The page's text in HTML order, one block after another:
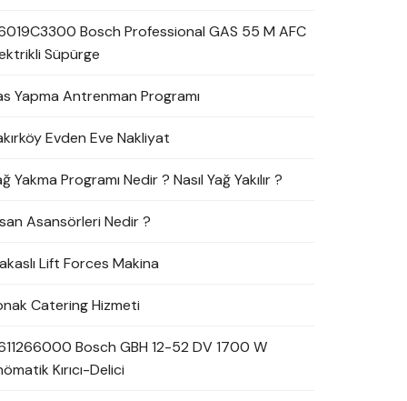
Bosch Professional GAS 55 M AFC
Süpürge
Yapma Antrenman Programı
Evden Eve Nakliyat
Yakma Programı Nedir ? Nasıl Yağ Yakılır ?
Asansörleri Nedir ?
Lift Forces Makina
Catering Hizmeti
Bosch GBH 12-52 DV 1700 W
Kırıcı-Delici